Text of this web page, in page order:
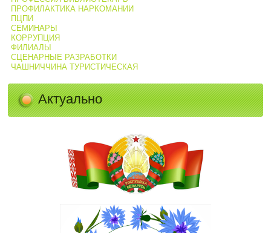
ПРОФИЛАКТИКА НАРКОМАНИИ
ПЦПИ
СЕМИНАРЫ
КОРРУПЦИЯ
ФИЛИАЛЫ
СЦЕНАРНЫЕ РАЗРАБОТКИ
ЧАШНИЧЧИНА ТУРИСТИЧЕСКАЯ
Актуально